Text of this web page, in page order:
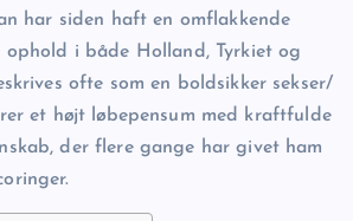
har siden haft en omflakkende
ophold i både Holland, Tyrkiet og
ofte som en boldsikker sekser/
et højt løbepensum med kraftfulde
der flere gange har givet ham